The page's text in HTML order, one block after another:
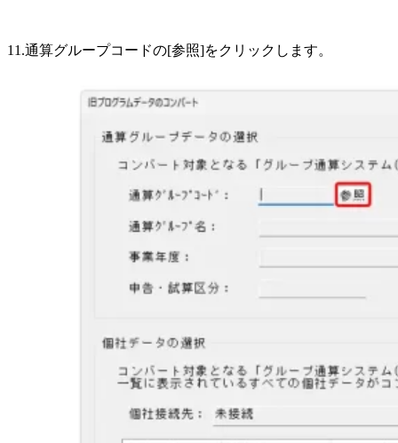
11.通算グループコードの[参照]をクリックします。